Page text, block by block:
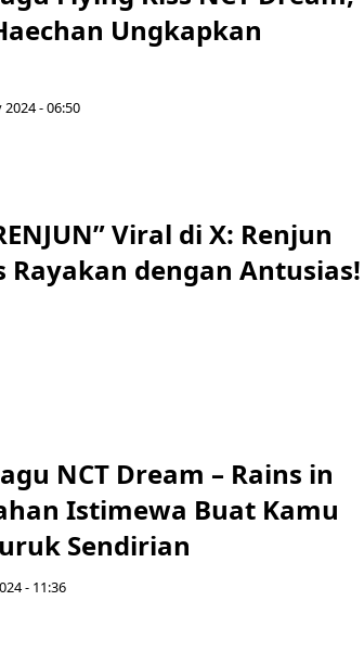
Ungkapkan
- 06:50
Viral di X: Renjun
Rayakan dengan Antusias!
NCT Dream – Rains in
Istimewa Buat Kamu
Sendirian
- 11:36